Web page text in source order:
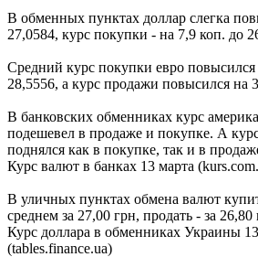
В обменных пунктах доллар слегка
27,0584, курс покупки - на 7,9 коп. до
Средний курс покупки евро повысился
28,5556, а курс продажи повысился на
В банковских обменниках курс
подешевел в продаже и покупке. А
поднялся как в покупке, так и в
Курс валют в банках 13 марта
В уличных пунктах обмена валют
среднем за 27,00 грн, продать - за 26,80
Курс доллара в обменниках Украины
(tables.finance.ua)